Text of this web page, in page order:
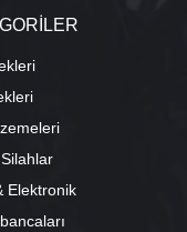
Silahlar
Elektronik